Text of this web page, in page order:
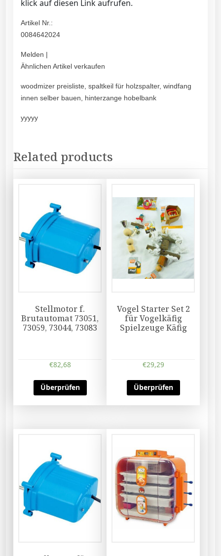
klick auf diesen Link aufrufen.
Artikel Nr.:
0084642024
Melden |
Ähnlichen Artikel verkaufen
woodmizer preisliste, spaltkeil für holzspalter, windfang
innen selber bauen, hinterzange hobelbank
yyyyy
Related products
Stellmotor f.
Brutautomat 73051,
73059, 73044, 73083
€82,68
Überprüfen
Vogel Starter Set 2
für Vogelkäfig
Spielzeuge Käfig
€29,29
Überprüfen